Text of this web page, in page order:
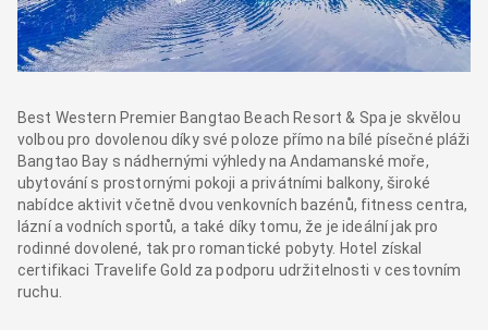
Best Western Premier Bangtao Beach Resort & Spa je skvělou
volbou pro dovolenou díky své poloze přímo na bílé písečné pláži
Bangtao Bay s nádhernými výhledy na Andamanské moře,
ubytování s prostornými pokoji a privátními balkony, široké
nabídce aktivit včetně dvou venkovních bazénů, fitness centra,
lázní a vodních sportů, a také díky tomu, že je ideální jak pro
rodinné dovolené, tak pro romantické pobyty. Hotel získal
certifikaci Travelife Gold za podporu udržitelnosti v cestovním
ruchu.